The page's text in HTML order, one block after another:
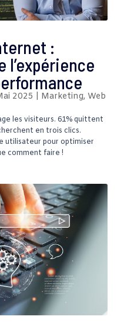
:
l’expérience
2025 Marketing, Web
les visiteurs. 61% quittent
en trois clics.
utilisateur pour optimiser
comment faire !